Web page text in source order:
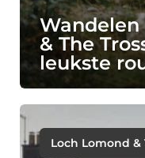
Wandelen
& The
leukste
Loch Lomond &